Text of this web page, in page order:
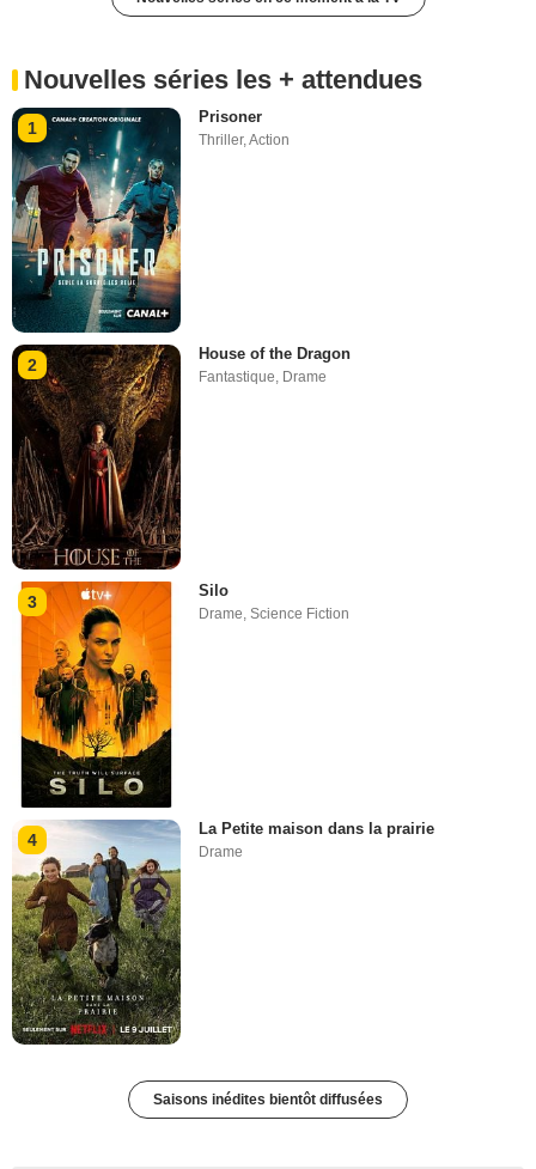
Nouvelles séries les + attendues
1
Prisoner
Thriller,Action
2
House of the Dragon
Fantastique, Drame
3
Silo
Drame,Science Fiction
4
La Petite maison dans la prairie
Drame
Saisons inédites bientôt diffusées